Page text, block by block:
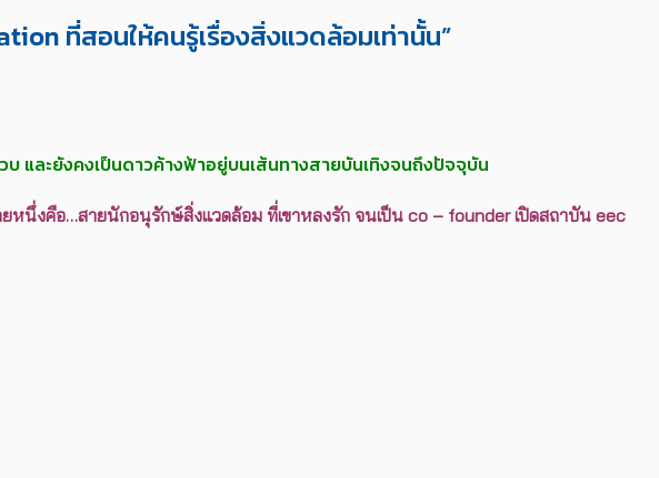
ที่สอนให้คนรู้เรื่องสิ่งแวดล้อมเท่านั้น”
บ และยังคงเป็นดาวค้างฟ้าอยู่บนเส้นทางสายบันเทิงจนถึงปัจจุบัน
หนึ่งคือ…สายนักอนุรักษ์สิ่งแวดล้อม ที่เขาหลงรัก จนเป็น co – founder เปิดสถาบัน eec